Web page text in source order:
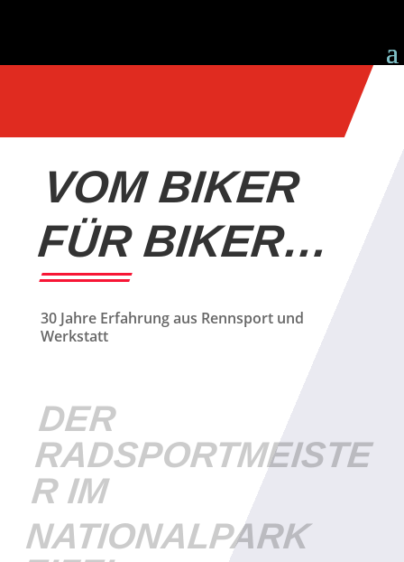
VOM BIKER
FÜR BIKER…
30 Jahre Erfahrung aus Rennsport und
Werkstatt
DER
RADSPORTMEISTE
R IM
NATIONALPARK